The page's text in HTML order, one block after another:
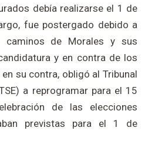
debía realizarse el 1 de
fue postergado debido a
caminos de Morales y sus
y en contra de los
su contra, obligó al Tribunal
a reprogramar para el 15
de las elecciones
previstas para el 1 de